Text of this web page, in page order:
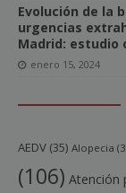
Evolución de la
urgencias
Madrid: estudio
enero 15, 2024
AEDV (35) Alopecia
(106) Atención